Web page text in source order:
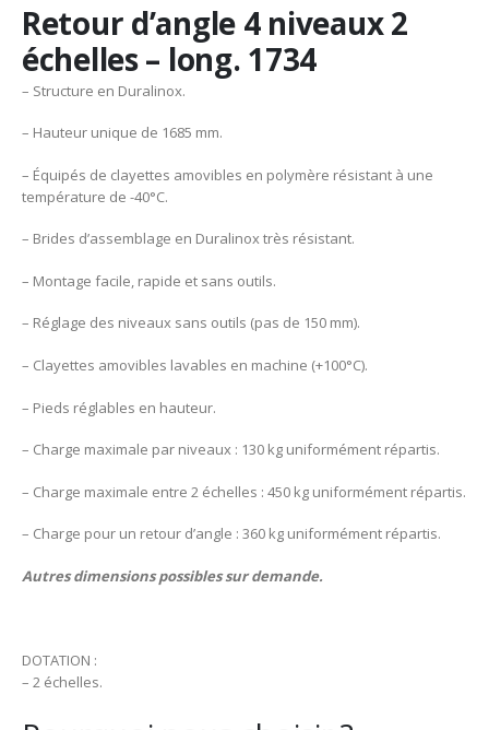
Retour d’angle 4 niveaux 2
échelles – long. 1734
– Structure en Duralinox.
– Hauteur unique de 1685 mm.
– Équipés de clayettes amovibles en polymère résistant à une
température de -40°C.
– Brides d’assemblage en Duralinox très résistant.
– Montage facile, rapide et sans outils.
– Réglage des niveaux sans outils (pas de 150 mm).
– Clayettes amovibles lavables en machine (+100°C).
– Pieds réglables en hauteur.
– Charge maximale par niveaux : 130 kg uniformément répartis.
– Charge maximale entre 2 échelles : 450 kg uniformément répartis.
– Charge pour un retour d’angle : 360 kg uniformément répartis.
Autres dimensions possibles sur demande.
DOTATION :
– 2 échelles.